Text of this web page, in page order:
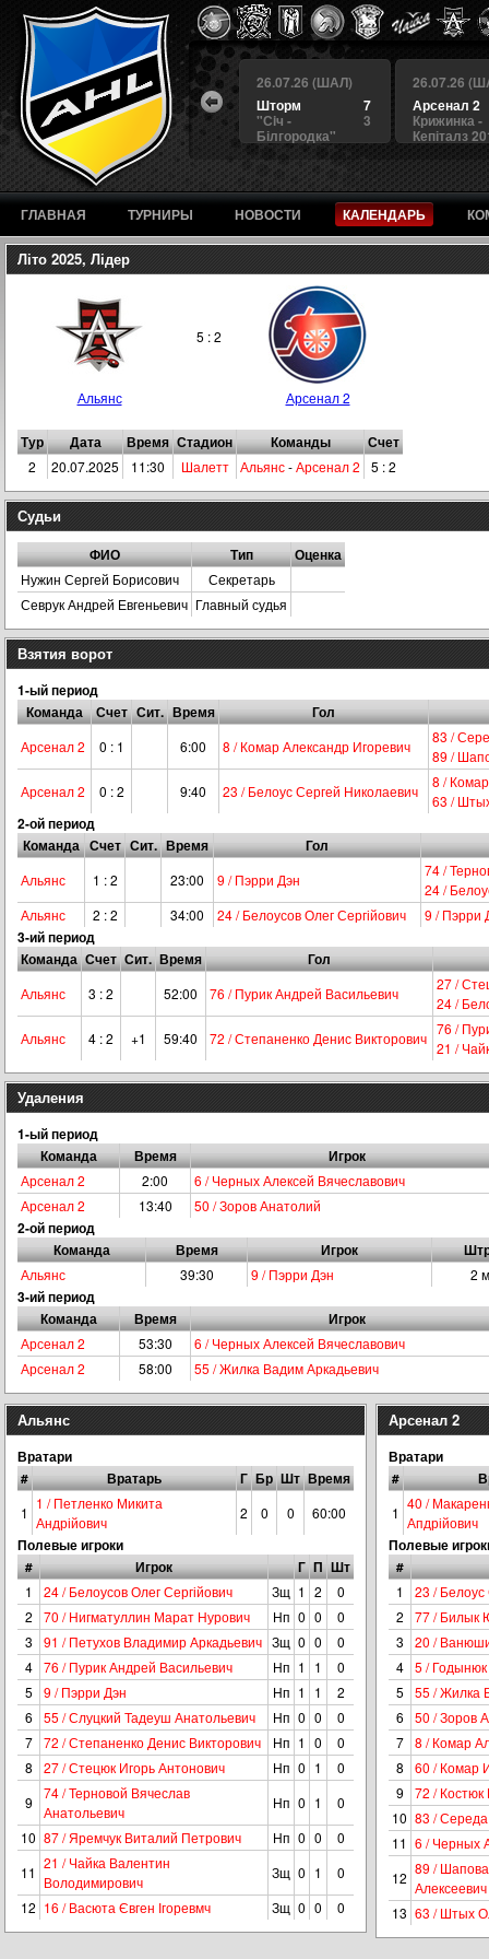
4
4
26.07.26 (ШАЛ)
3
БЕРКУТ
1
Альянс
26.07.26 (ШАЛ)
7
Шторм
3
"Сiч -
Білгородка"
26.07.26
Арсенал 2
Крижинка -
Кепіталз
ГЛАВНАЯ ТУРНИРЫ НОВОСТИ КАЛЕНДАРЬ
Літо 2025, Лідер
5 : 2
Альянс Арсенал 2
Тур Дата Время Стадион Команды Счет
2 20.07.2025 11:30 Шалетт Альянс-Арсенал 2 5 : 2
Судьи
ФИО Тип Оценка
Нужин Сергей Борисович
Секретарь
Севрук Андрей Евгеньевич Главный судья
Взятия ворот
1-ый период
Команда
Счет Сит. Время Гол
Арсенал 2 0 : 1 6:00 8 / Комар Александр Игоревич
83 /
89 /
Арсенал 2
0 : 2 9:40 23 / Белоус Сергей Николаевич
8 /
63 /
2-ой период
Команда Счет Сит. Время Гол
Альянс 1 : 2 23:00 9 / Пэрри Дэн
74 /
24 /
Альянс
2 : 2 34:00 24 / Белоусов Олег Сергійович 9 / Пэрри
3-ий период
Команда Счет Сит. Время Гол
Альянс 3 : 2 52:00 76 / Пурик Андрей Васильевич
27 /
24 /
Альянс
4 : 2 +1 59:40 72 / Степаненко Денис Викторович
76 /
21 /
Удаления
1-ый период
Команда
Время Игрок
Арсенал 2 2:00
6 / Черных Алексей Вячеславович
Арсенал 2
13:40 50 / Зоров Анатолий
2-ой период
Команда
Время Игрок
Альянс 39:30 9 / Пэрри Дэн 2
3-ий период
Команда
Время Игрок
Арсенал 2 53:30
6 / Черных Алексей Вячеславович
Арсенал 2
58:00 55 / Жилка Вадим Аркадьевич
Альянс
Вратари
#
Вратарь Г Бр Шт Время
1
1 / Петленко Микита
Андрійович
2 0 0 60:00
Полевые игроки
#
Игрок Г П Шт
1 24 / Белоусов Олег Сергійович Зщ 1 2
0
2
70 / Нигматуллин Марат Нурович Нп 0 0
0
3
91 / Петухов Владимир Аркадьевич Зщ 0 0
0
4
76 / Пурик Андрей Васильевич Нп 1 1
0
5
9 / Пэрри Дэн Нп 1 1
2
6
55 / Слуцкий Тадеуш Анатольевич Нп 0 0
0
7
72 / Степаненко Денис Викторович Нп 1 0
0
8
27 / Стецюк Игорь Антонович Нп 0 1
0
9
74 / Терновой Вячеслав
Анатольевич
Нп 0 1
0
10 87 / Яремчук Виталий Петрович Нп 0 0
0
11
21 / Чайка Валентин
Володимирович
Зщ 0 1
0
12 16 / Васюта Євген Ігоревмч Зщ 0 0 0
Арсенал 2
Вратари
#
1
40 /
Апдрійович
Полевые
#
1
23 /
2
77 / Билык
3
20 /
4
5 /
5
55 / Жилка
6
50 / Зоров
7
8 / Комар
8
60 / Комар
9
72 / Костюк
10 83 /
11 6 / Черных
12
89 /
Алексеевич
13 63 / Штых